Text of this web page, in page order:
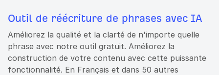
Outil de réécriture de phrases avec IA
Améliorez la qualité et la clarté de n'importe quelle
phrase avec notre outil gratuit. Améliorez la
construction de votre contenu avec cette puissante
fonctionnalité. En Français et dans 50 autres